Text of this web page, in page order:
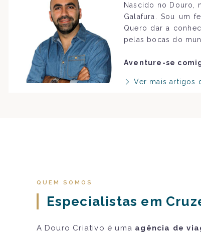
Nascido no Douro,
Galafura. Sou um
Quero dar a
pelas bocas do
Aventure-se
Ver mais artigos
QUEM SOMOS
Especialistas em
A Douro Criativo é uma agência de